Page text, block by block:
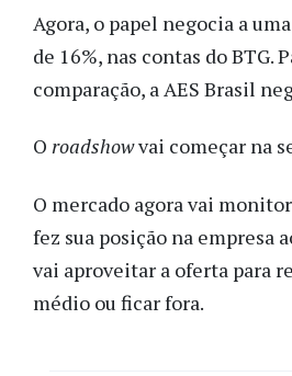
Agora, o papel negocia a
de 16%, nas contas do BTG.
comparação, a AES Brasil
O roadshowvai começar na
O mercado agora vai
fez sua posição na empresa
vai aproveitar a oferta para
médio ou ficar fora.